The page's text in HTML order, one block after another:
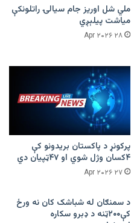
ملي شل اوریز جام سیالۍ راتلونکې
میاشت پیلېږي
۲۸ Apr ۲۰۲۶
پرکونړ د پاکستان بریدونو کې
۴کسان وژل شوي او ۴۷ټپیان دي
۲۷ Apr ۲۰۲۶
د سمنګان له شباشک کان نه ورځ
کې۲۰۰ټنه د ډبرو سکاره